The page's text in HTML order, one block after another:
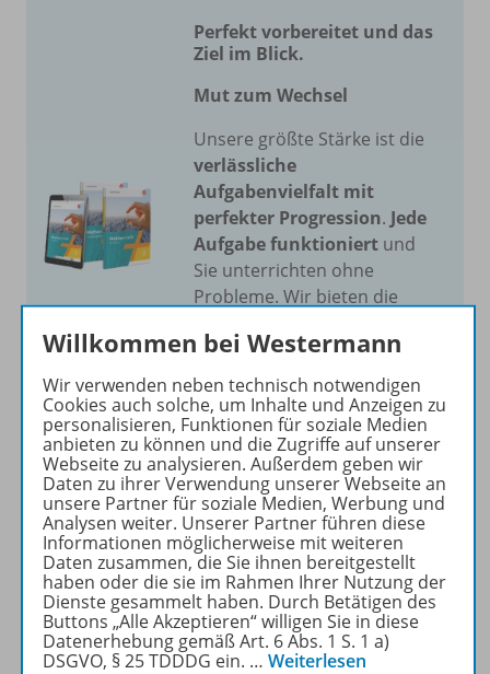
Perfekt vorbereitet und das
Ziel im Blick.
Mut zum Wechsel
Unsere größte Stärke ist die
verlässliche
Aufgabenvielfalt mit
perfekter Progression. Jede
Aufgabe funktioniert und
Sie unterrichten ohne
Probleme. Wir bieten die
Niveaustufen.
Mehr erfahren
Produktinformationen
Beschreibung
Willkommen bei Westermann
Wir verwenden neben technisch notwendigen
Cookies auch solche, um Inhalte und Anzeigen zu
personalisieren, Funktionen für soziale Medien
anbieten zu können und die Zugriffe auf unserer
Webseite zu analysieren. Außerdem geben wir
Daten zu ihrer Verwendung unserer Webseite an
unsere Partner für soziale Medien, Werbung und
Analysen weiter. Unserer Partner führen diese
Informationen möglicherweise mit weiteren
Daten zusammen, die Sie ihnen bereitgestellt
haben oder die sie im Rahmen Ihrer Nutzung der
Dienste gesammelt haben. Durch Betätigen des
Buttons „Alle Akzeptieren“ willigen Sie in diese
Datenerhebung gemäß Art. 6 Abs. 1 S. 1 a)
DSGVO, § 25 TDDDG ein. … Weiterlesen